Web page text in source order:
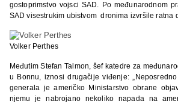
gostoprimstvo vojsci SAD. Po međunarodnom
SAD visestrukim ubistvom dronima izvršile ratna
Volker Perthes
Međutim Stefan Talmon, šef katedre za
u Bonnu, iznosi drugačije viđenje:
generala je američko Ministarstvo obrane
njemu je nabrojano nekoliko napada na